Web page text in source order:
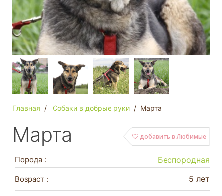
Главная Собаки в добрые руки Марта
добавить в Любимые
Марта
Порода : Беспородная
Возраст : 5 лет